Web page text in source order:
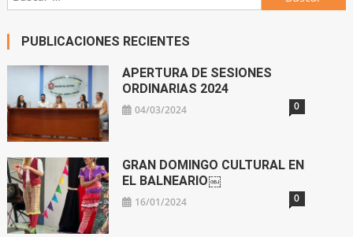
PUBLICACIONES RECIENTES
APERTURA DE SESIONES
ORDINARIAS 2024
04/03/2024 0
GRAN DOMINGO CULTURAL EN
EL BALNEARIO￼
16/01/2024 0